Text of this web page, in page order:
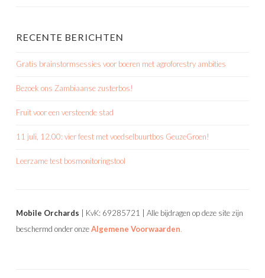
RECENTE BERICHTEN
Gratis brainstormsessies voor boeren met agroforestry ambities
Bezoek ons Zambiaanse zusterbos!
Fruit voor een versteende stad
11 juli, 12.00: vier feest met voedselbuurtbos GeuzeGroen!
Leerzame test bosmonitoringstool
Mobile Orchards | KvK: 69285721 | Alle bijdragen op deze site zijn
beschermd onder onzeAlgemene Voorwaarden.